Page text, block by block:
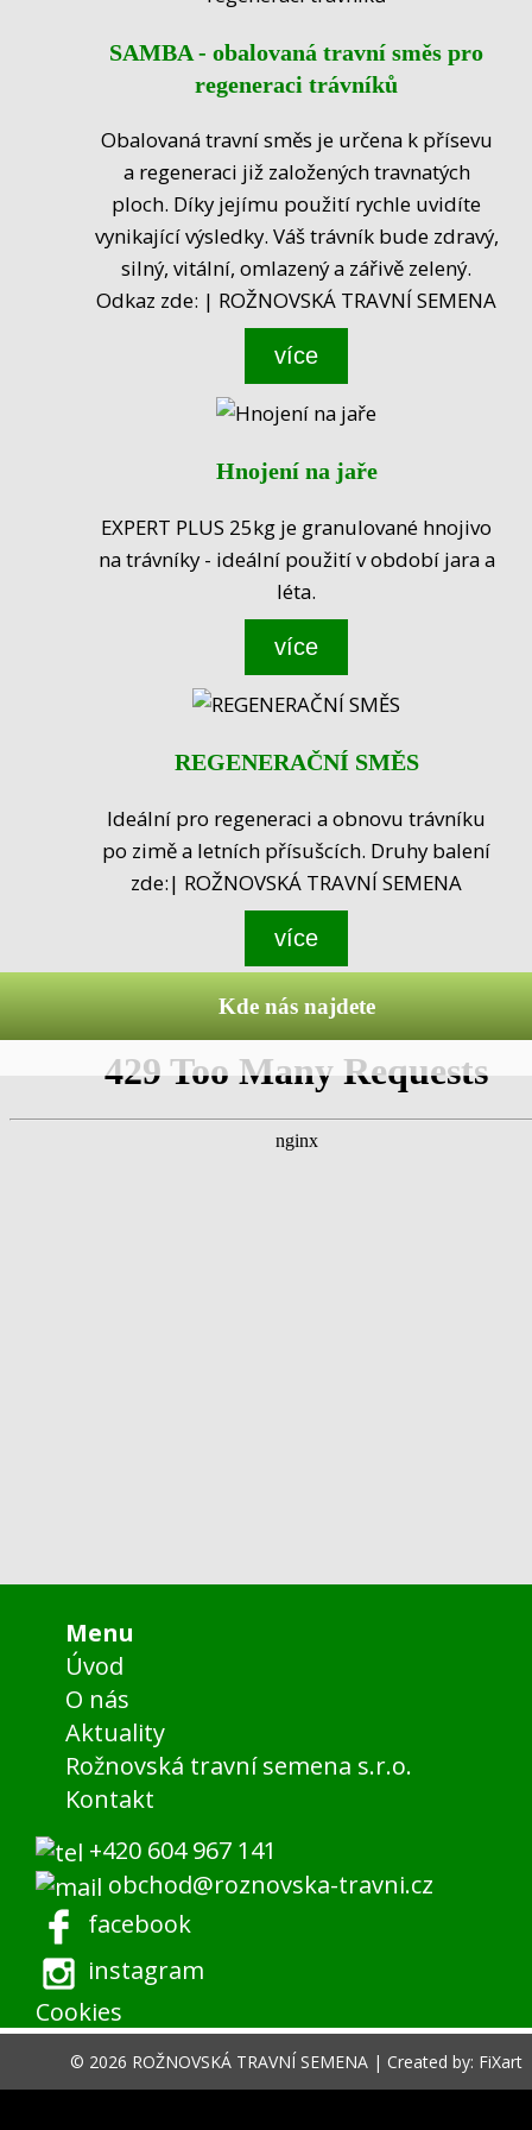
SAMBA - obalovaná travní směs pro
regeneraci trávníků
Obalovaná travní směs je určena k přísevu
a regeneraci již založených travnatých
ploch. Díky jejímu použití rychle uvidíte
vynikající výsledky. Váš trávník bude zdravý,
silný, vitální, omlazený a zářivě zelený.
Odkaz zde: | ROŽNOVSKÁ TRAVNÍ SEMENA
více
Hnojení na jaře
EXPERT PLUS 25kg je granulované hnojivo
na trávníky - ideální použití v období jara a
léta.
více
REGENERAČNÍ SMĚS
Ideální pro regeneraci a obnovu trávníku
po zimě a letních přísušcích. Druhy balení
zde:| ROŽNOVSKÁ TRAVNÍ SEMENA
více
Kde nás najdete
Menu
Úvod
O nás
Aktuality
Rožnovská travní semena s.r.o.
Kontakt
+420 604 967 141
obchod@roznovska-travni.cz
facebook
instagram
Cookies
© 2026 ROŽNOVSKÁ TRAVNÍ SEMENA |Created by: FiXart